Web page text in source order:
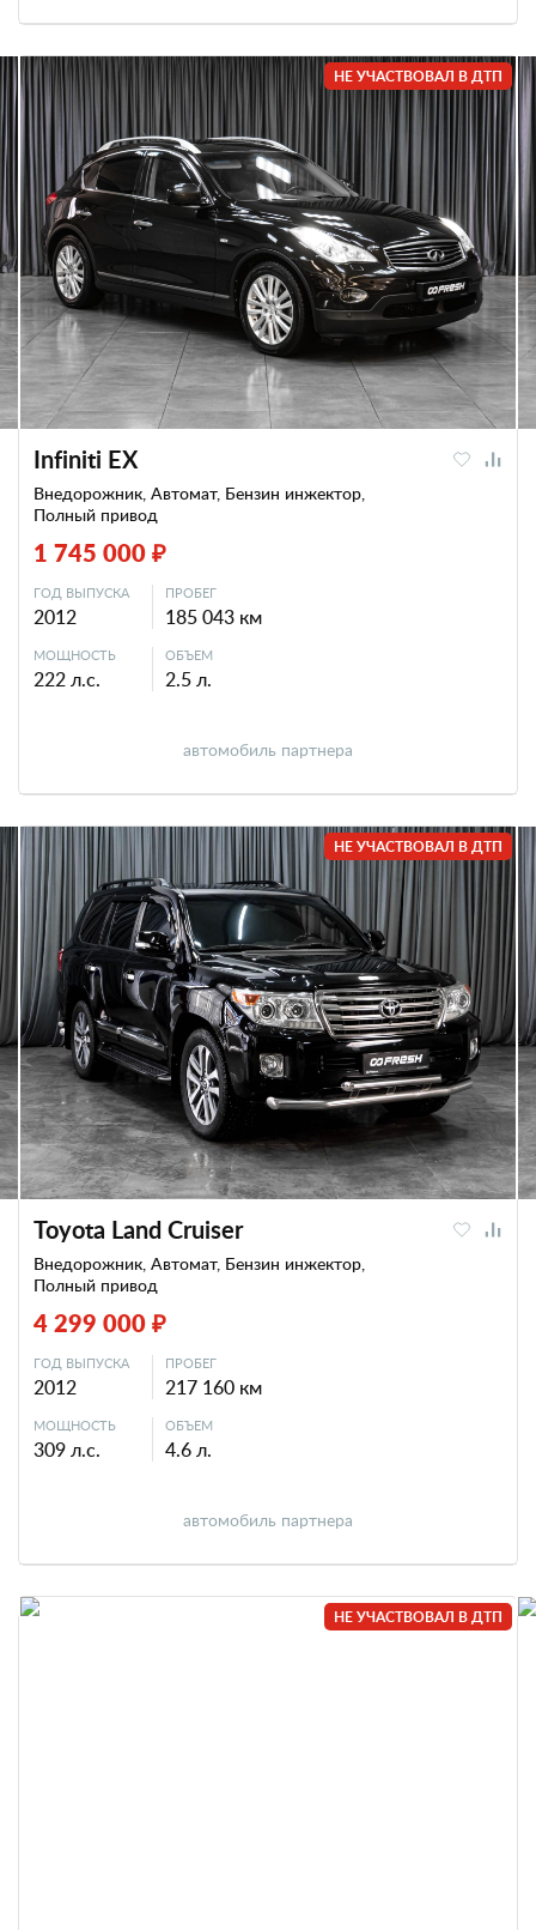
НЕ УЧАСТВОВАЛ В ДТП
Infiniti EX
Внедорожник, Автомат, Бензин инжектор,
Полный привод
1 745 000 ₽
ГОД ВЫПУСКА
2012
ПРОБЕГ
185 043 км
МОЩНОСТЬ
222 л.с.
ОБЪЕМ
2.5 л.
автомобиль партнера
НЕ УЧАСТВОВАЛ В ДТП
Toyota Land Cruiser
Внедорожник, Автомат, Бензин инжектор,
Полный привод
4 299 000 ₽
ГОД ВЫПУСКА
2012
ПРОБЕГ
217 160 км
МОЩНОСТЬ
309 л.с.
ОБЪЕМ
4.6 л.
автомобиль партнера
НЕ УЧАСТВОВАЛ В ДТП